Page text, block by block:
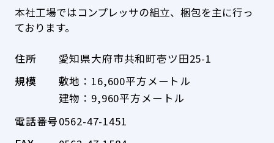
本社工場ではコンプレッサの組立、梱包を主に行っ
ております。
住所
愛知県大府市共和町壱ツ田25-1
規模
敷地：16,600平方メートル
建物：9,960平方メートル
電話番号0562-47-1451